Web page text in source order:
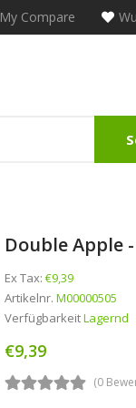
My Compare
Double Apple
Ex Tax: €9,39
Artikelnr. M00000505
VerfügbarkeitLagernd
€9,39
(0